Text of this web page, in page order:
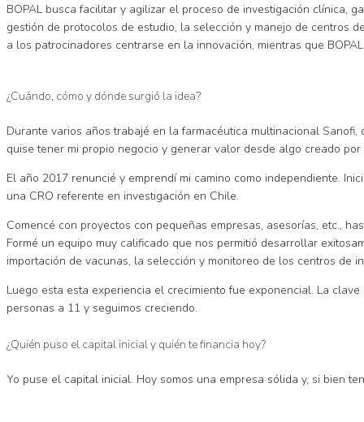
BOPAL busca facilitar y agilizar el proceso de investigación clínica,
gestión de protocolos de estudio, la selección y manejo de centros
a los patrocinadores centrarse en la innovación, mientras que
¿Cuándo, cómo y dónde surgió la idea?
Durante varios años trabajé en la farmacéutica multinacional
quise tener mi propio negocio y generar valor desde algo creado por
El año 2017 renuncié y emprendí mi camino como independiente.
una CRO referente en investigación en Chile.
Comencé con proyectos con pequeñas empresas, asesorías, etc.,
Formé un equipo muy calificado que nos permitió desarrollar
importación de vacunas, la selección y monitoreo de los centros de
Luego esta esta experiencia el crecimiento fue exponencial. La
personas a 11 y seguimos creciendo.
¿Quién puso el capital inicial y quién te financia hoy?
Yo puse el capital inicial. Hoy somos una empresa sólida y, si bien